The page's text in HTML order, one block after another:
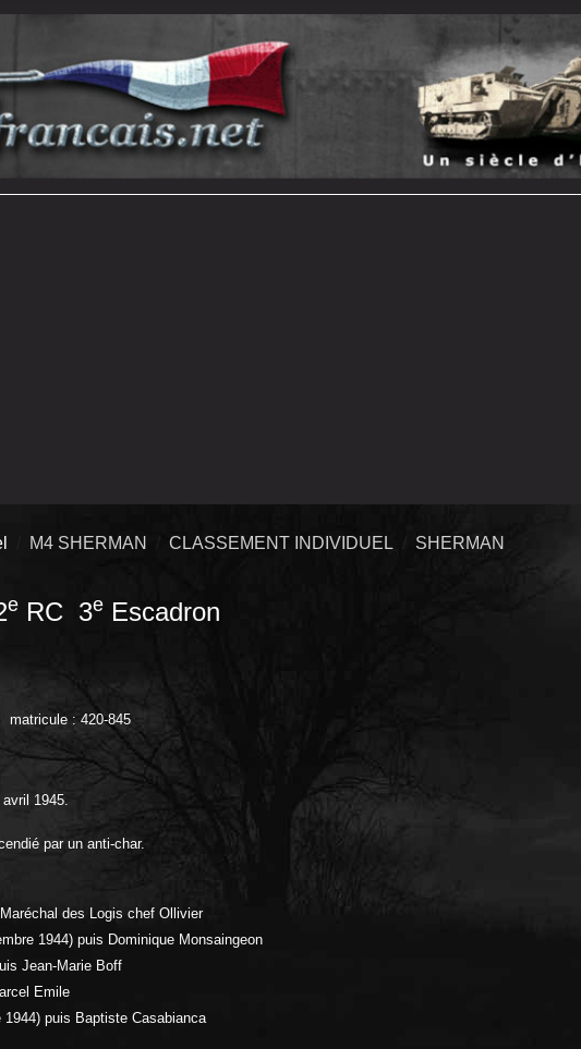
M4 SHERMAN CLASSEMENT INDIVIDUEL SHERMAN
e RC 3e Escadron
matricule : 420-845
1945.
par un anti-char.
des Logis chef Ollivier
1944) puis Dominique Monsaingeon
Jean-Marie Boff
Emile
puis Baptiste Casabianca